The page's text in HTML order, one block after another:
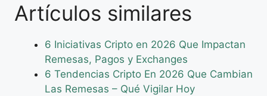
Artículos similares
6 Iniciativas Cripto en 2026 Que Impactan
Remesas, Pagos y Exchanges
6 Tendencias Cripto En 2026 Que Cambian
Las Remesas – Qué Vigilar Hoy